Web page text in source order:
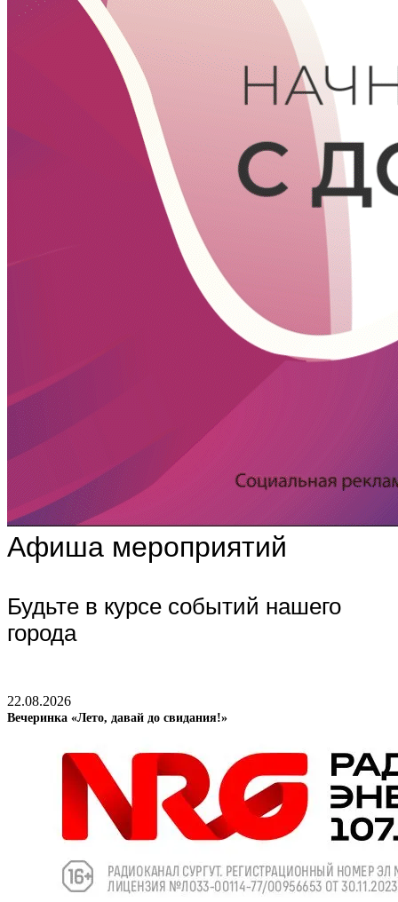
Афиша мероприятий
Будьте в курсе событий нашего
города
22.08.2026
Вечеринка «Лето, давай до свидания!»